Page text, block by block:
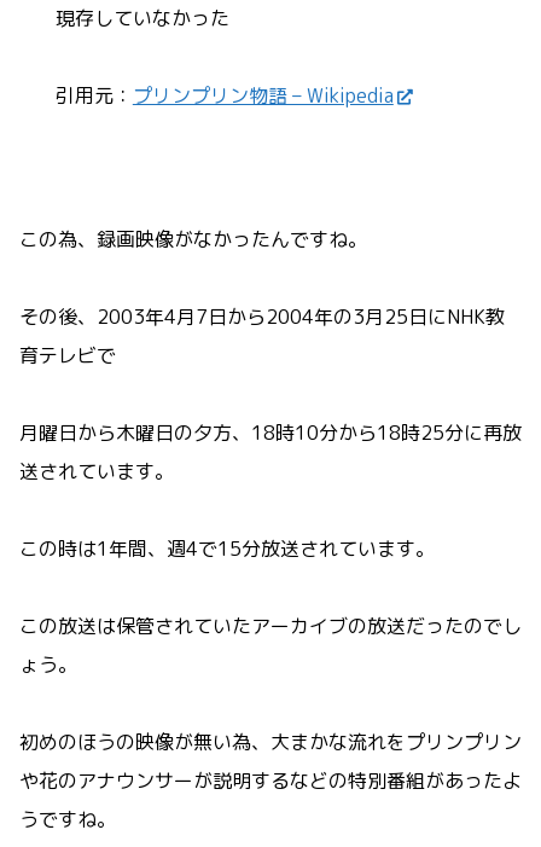
現存していなかった
引用元： プリンプリン物語 – Wikipedia
この為、録画映像がなかったんですね。
その後、2003年4月7日から2004年の3月25日にNHK教
育テレビで
月曜日から木曜日の夕方、18時10分から18時25分に再放
送されています。
この時は1年間、週4で15分放送されています。
この放送は保管されていたアーカイブの放送だったのでし
ょう。
初めのほうの映像が無い為、大まかな流れをプリンプリン
や花のアナウンサーが説明するなどの特別番組があったよ
うですね。